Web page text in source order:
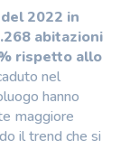
2022 in
abitazioni
rispetto allo
nel
hanno
maggiore
il trend che si